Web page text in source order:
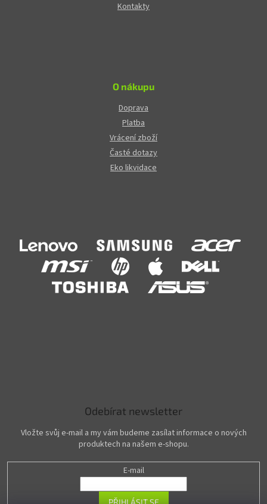
Kontakty
O nákupu
Doprava
Platba
Vrácení zboží
Časté dotazy
Eko likvidace
Odebírat newsletter
Vložte svůj e-mail a my vám budeme zasílat informace o nových
produktech na našem e-shopu.
E-mail